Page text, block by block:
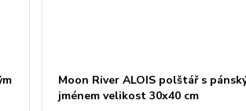
Moon River ALOIS polštář s
jménem velikost 30x40 cm